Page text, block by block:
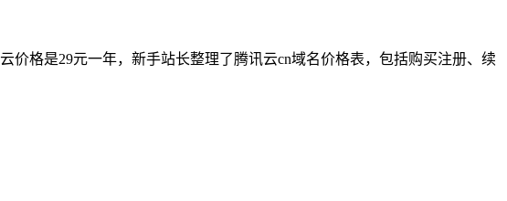
价格是29元一年，新手站长整理了腾讯云cn域名价格表，包括购买注册、续